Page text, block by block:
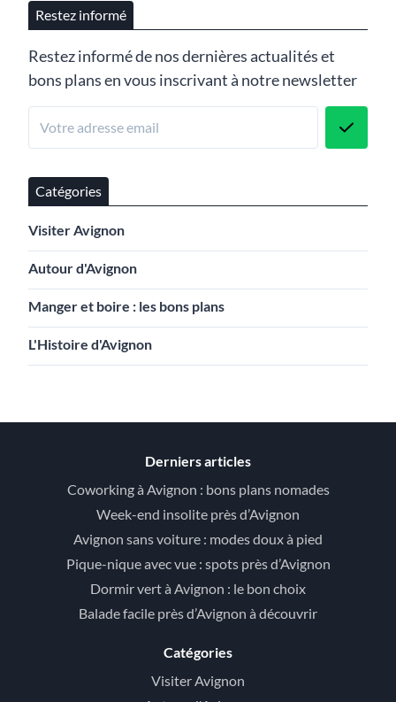
Restez informé
Restez informé de nos dernières actualités et
bons plans en vous inscrivant à notre newsletter
Catégories
Visiter Avignon
Autour d'Avignon
Manger et boire : les bons plans
L'Histoire d'Avignon
Derniers articles
Coworking à Avignon : bons plans nomades
Week-end insolite près d’Avignon
Avignon sans voiture : modes doux à pied
Pique-nique avec vue : spots près d’Avignon
Dormir vert à Avignon : le bon choix
Balade facile près d’Avignon à découvrir
Catégories
Visiter Avignon